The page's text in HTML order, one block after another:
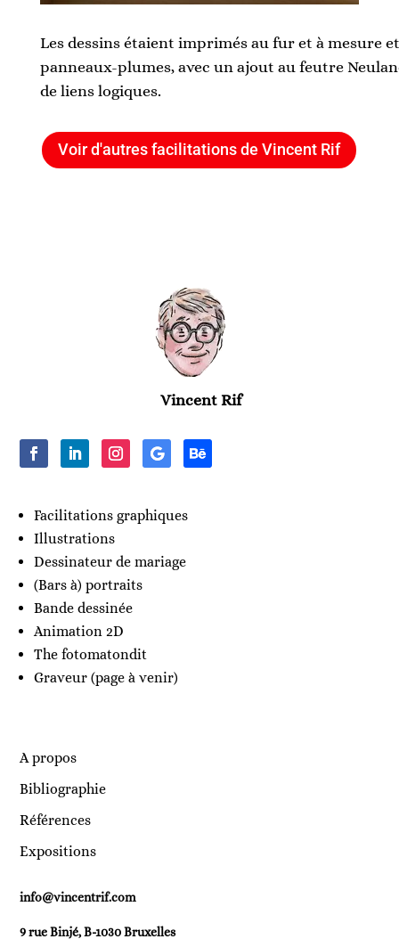
Les dessins étaient imprimés au fur et à mesure
panneaux-plumes, avec un ajout au feutre
de liens logiques.
Voir d'autres facilitations de Vincent Rif
Vincent Rif
Facilitations graphiques
Illustrations
Dessinateur de mariage
(Bars à) portraits
Bande dessinée
Animation 2D
The fotomatondit
Graveur (page à venir)
A propos
Bibliographie
Références
Expositions
info@vincentrif.com
9 rue Binjé, B-1030 Bruxelles